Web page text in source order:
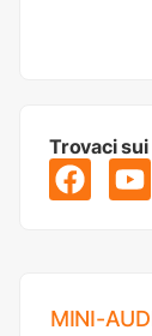
Trovaci
MINI-